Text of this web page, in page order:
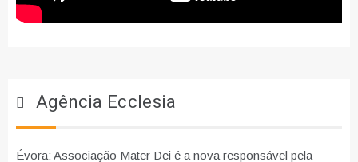
Agência Ecclesia
Évora: Associação Mater Dei é a nova responsável pela